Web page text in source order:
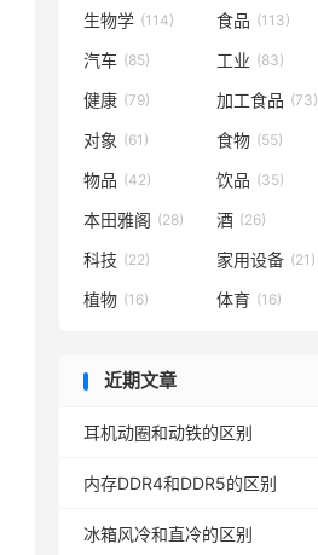
生物学 (114) 食品 (113)
汽车 (85) 工业 (83)
健康 (79) 加工食品 (73)
对象 (61) 食物 (55)
物品 (42) 饮品 (35)
本田雅阁 (28) 酒 (26)
科技 (22) 家用设备 (21)
植物 (16) 体育 (16)
近期文章
耳机动圈和动铁的区别
内存DDR4和DDR5的区别
冰箱风冷和直冷的区别